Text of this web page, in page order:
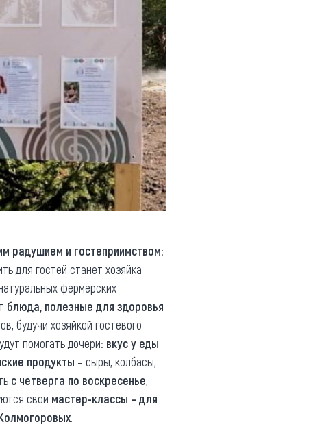
радушием и гостеприимством:
для гостей станет хозяйка
фермерских
блюда, полезные для здоровья
будучи хозяйкой гостевого
помогать дочери: вкус у еды
продукты – сыры, колбасы,
с четверга по воскресенье,
свои мастер-классы – для
.